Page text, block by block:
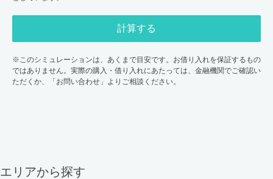
計算する
※このシミュレーションは、あくまで目安です。お借り入れを保証するもの
ではありません。実際の購入・借り入れにあたっては、金融機関でご確認い
ただくか、「お問い合わせ」よりご相談ください。
エリアから探す